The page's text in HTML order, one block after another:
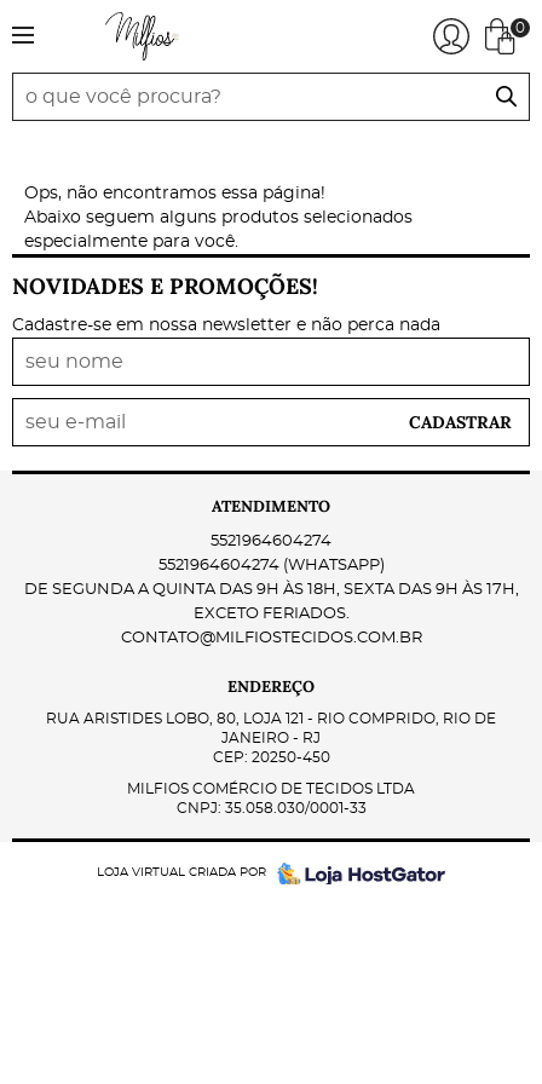
0
Ops, não encontramos essa página!
Abaixo seguem alguns produtos selecionados
especialmente para você.
NOVIDADES E PROMOÇÕES!
Cadastre-se em nossa newsletter e não perca nada
CADASTRAR
ATENDIMENTO
5521964604274
5521964604274 (WHATSAPP)
DE SEGUNDA A QUINTA DAS 9H ÀS 18H, SEXTA DAS 9H ÀS 17H,
EXCETO FERIADOS.
CONTATO@MILFIOSTECIDOS.COM.BR
ENDEREÇO
RUA ARISTIDES LOBO, 80, LOJA 121 - RIO COMPRIDO, RIO DE
JANEIRO - RJ
CEP: 20250-450
MILFIOS COMÉRCIO DE TECIDOS LTDA
CNPJ: 35.058.030/0001-33
LOJA VIRTUAL CRIADA POR